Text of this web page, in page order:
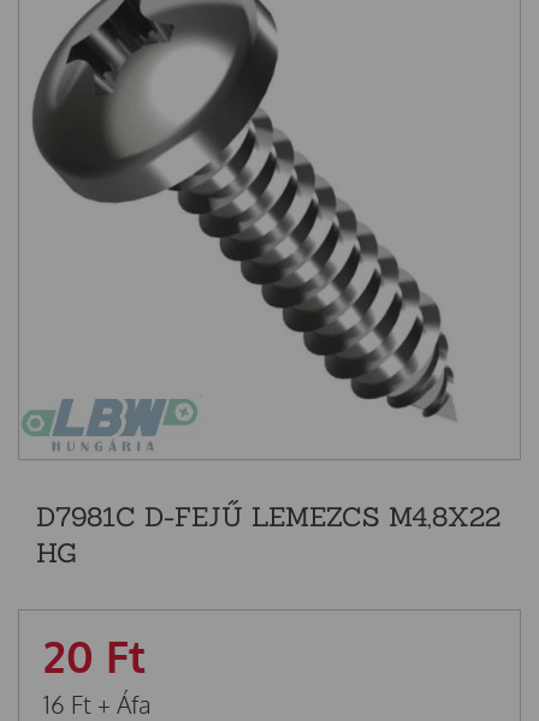
D7981C D-FEJŰ LEMEZCS M4,8X22
HG
20 Ft
16 Ft + Áfa